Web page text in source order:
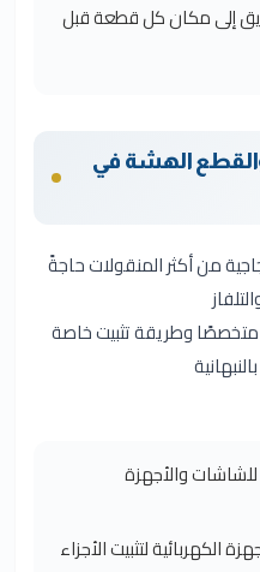
إلى مكان كل قطعة قبل
والقطع الهشة في
من أكثر المنقولات حاجةً
متخصصًا وطريقة تثبيت خاصة
والأجهزة
لتثبيت الأجزاء